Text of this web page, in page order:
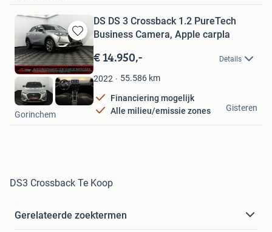
Bewaren
in
Mijn
Favorieten
DS DS 3 Crossback 1.2 PureTech
Business Camera, Apple carpla
€ 14.950,- Details
2022 55.586 km
Financiering mogelijk
Alle milieu/emissie zones
C.D. Cars
Gorinchem
Gisteren
DS3 Crossback Te Koop
Gerelateerde zoektermen